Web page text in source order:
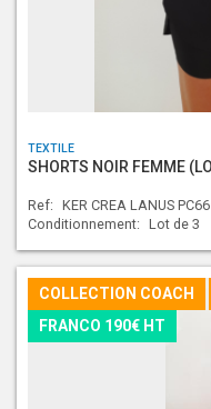
TEXTILE
SHORTS NOIR FEMME
Ref: KER CREA LANUS
Conditionnement: Lot de 3
COLLECTION COACH
FRANCO 190€ HT